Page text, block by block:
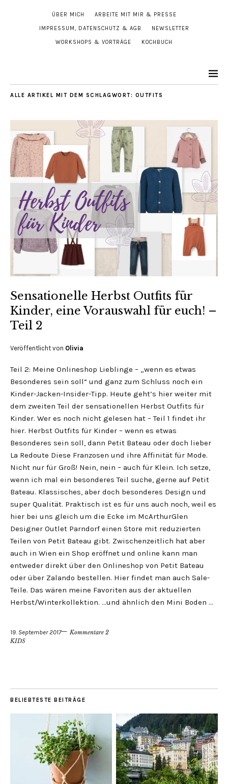
ÜBER MICH ARBEITE MIT MIR & PRESSE
IMPRESSUM, DATENSCHUTZ & AGB NEWSLETTER
WORKSHOPS & VORTRÄGE KOCHBUCH
ALLE ARTIKEL MIT DEM SCHLAGWORT: OUTFITS
Sensationelle Herbst Outfits für
Kinder, eine Vorauswahl für euch! –
Teil 2
Veröffentlicht von Olivia
Teil 2: Meine Onlineshop Lieblinge – „wenn es etwas
Besonderes sein soll“ und ganz zum Schluss noch ein
Kinder-Jacken-Insider-Tipp. Heute geht’s hier weiter mit
dem zweiten Teil der sensationellen Herbst Outfits für
Kinder. Wer es noch nicht gelesen hat – Teil 1 findet ihr
hier. Herbst Outfits für Kinder – wenn es etwas
Besonderes sein soll, dann Petit Bateau oder doch lieber
La Redoute Diese Franzosen und ihre Affinität für Mode.
Nicht nur für Groß! Nein, nein – auch für Klein. Ich setze,
wenn ich mal ein besonderes Teil suche, gerne auf Petit
Bateau. Klassisches, aber doch besonderes Design und
super Qualität. Praktisch ist es für uns auch noch, weil es
hier bei uns gleich um die Ecke im McArthurGlen
Designer Outlet Parndorf einen Store mit reduzierten
Teilen von Petit Bateau gibt. Zwischenzeitlich hat aber
auch in Wien ein Shop eröffnet und online kann man
entweder direkt über den Onlineshop von Petit Bateau
oder über Zalando bestellen. Hier findet man auch Sale-
Teile. Das wären meine Favoriten aus der aktuellen
Herbst/Winterkollektion. …und ähnlich den Mini Boden …
19. September 2017
Kommentare 2
KIDS
BELIEBTESTE BEITRÄGE